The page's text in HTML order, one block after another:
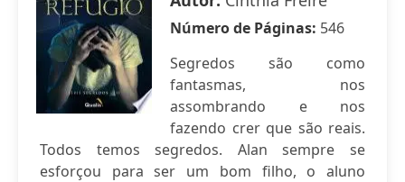
Número de Páginas: 546
Segredos são como
fantasmas, nos
assombrando e nos
fazendo crer que são reais.
Todos temos segredos. Alan sempre se
esforçou para ser um bom filho, o aluno